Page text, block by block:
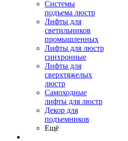
Системы
подъема люстр
Лифты для
светильников
промышленных
Лифты для люстр
синхронные
Лифты для
сверхтяжелых
люстр
Самоходные
лифты для люстр
Декор для
подъемников
Ещё